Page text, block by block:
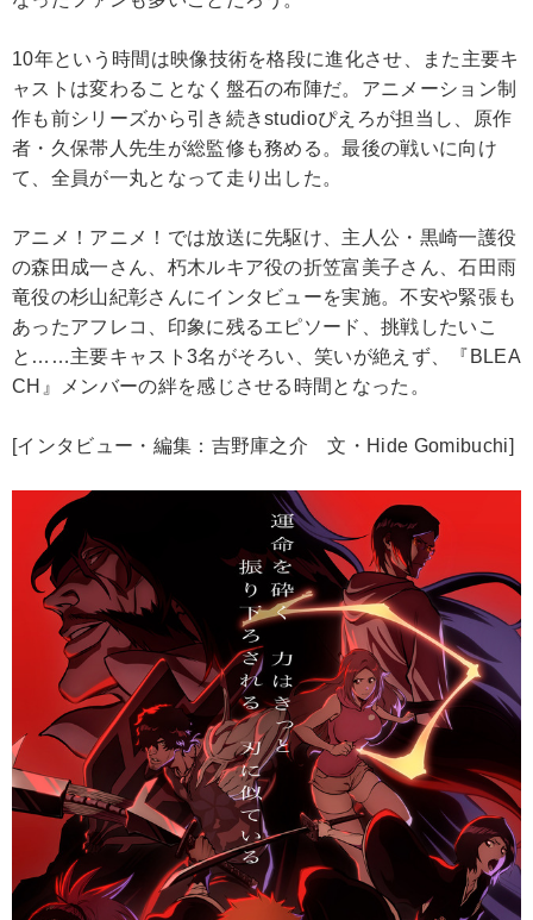
10年という時間は映像技術を格段に進化させ、また主要キ
ャストは変わることなく盤石の布陣だ。アニメーション制
作も前シリーズから引き続きstudioぴえろが担当し、原作
者・久保帯人先生が総監修も務める。最後の戦いに向け
て、全員が一丸となって走り出した。
アニメ！アニメ！では放送に先駆け、主人公・黒崎一護役
の森田成一さん、朽木ルキア役の折笠富美子さん、石田雨
竜役の杉山紀彰さんにインタビューを実施。不安や緊張も
あったアフレコ、印象に残るエピソード、挑戦したいこ
と……主要キャスト3名がそろい、笑いが絶えず、『BLEA
CH』メンバーの絆を感じさせる時間となった。
[インタビュー・編集：吉野庫之介 文・Hide Gomibuchi]